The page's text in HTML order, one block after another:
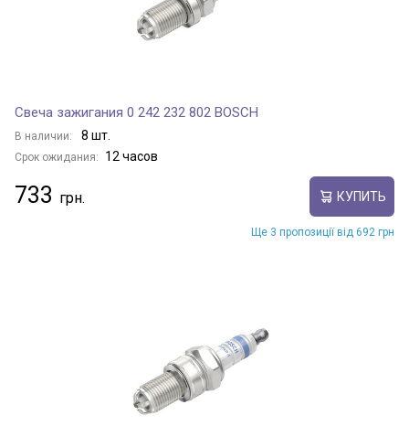
Свеча зажигания 0 242 232 802 BOSCH
В наличии: 8 шт.
Срок ожидания: 12 часов
733 КУПИТЬ
Ще 3 пропозиції від 692 грн